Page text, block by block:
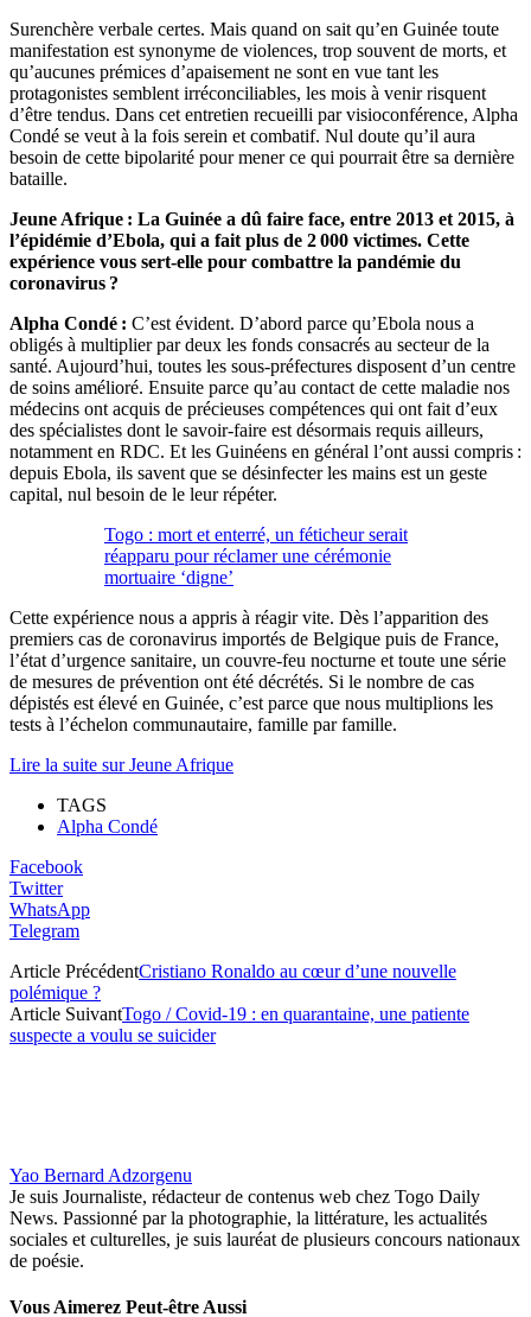
Surenchère verbale certes. Mais quand on sait qu’en Guinée toute
manifestation est synonyme de violences, trop souvent de morts, et
qu’aucunes prémices d’apaisement ne sont en vue tant les
protagonistes semblent irréconciliables, les mois à venir risquent
d’être tendus. Dans cet entretien recueilli par visioconférence, Alpha
Condé se veut à la fois serein et combatif. Nul doute qu’il aura
besoin de cette bipolarité pour mener ce qui pourrait être sa dernière
bataille.
Jeune Afrique : La Guinée a dû faire face, entre 2013 et 2015, à
l’épidémie d’Ebola, qui a fait plus de 2000 victimes. Cette
expérience vous sert-elle pour combattre la pandémie du
coronavirus ?
Alpha Condé : C’est évident. D’abord parce qu’Ebola nous a
obligés à multiplier par deux les fonds consacrés au secteur de la
santé. Aujourd’hui, toutes les sous-préfectures disposent d’un centre
de soins amélioré. Ensuite parce qu’au contact de cette maladie nos
médecins ont acquis de précieuses compétences qui ont fait d’eux
des spécialistes dont le savoir-faire est désormais requis ailleurs,
notamment en RDC. Et les Guinéens en général l’ont aussi compris :
depuis Ebola, ils savent que se désinfecter les mains est un geste
capital, nul besoin de le leur répéter.
Togo : mort et enterré, un féticheur serait
réapparu pour réclamer une cérémonie
mortuaire ‘digne’
Cette expérience nous a appris à réagir vite. Dès l’apparition des
premiers cas de coronavirus importés de Belgique puis de France,
l’état d’urgence sanitaire, un couvre-feu nocturne et toute une série
de mesures de prévention ont été décrétés. Si le nombre de cas
dépistés est élevé en Guinée, c’est parce que nous multiplions les
tests à l’échelon communautaire, famille par famille.
Lire la suite sur Jeune Afrique
TAGS
Alpha Condé
Facebook
Twitter
WhatsApp
Telegram
Article PrécédentCristiano Ronaldo au cœur d’une nouvelle
polémique ?
Article SuivantTogo / Covid-19 : en quarantaine, une patiente
suspecte a voulu se suicider
Yao Bernard Adzorgenu
Je suis Journaliste, rédacteur de contenus web chez Togo Daily
News. Passionné par la photographie, la littérature, les actualités
sociales et culturelles, je suis lauréat de plusieurs concours nationaux
de poésie.
Vous Aimerez Peut-être Aussi